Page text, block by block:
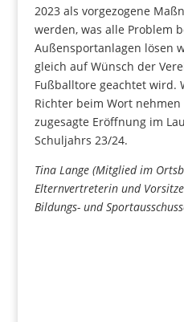
2023 als vorgezogene
werden, was alle Problem
Außensportanlagen lösen
gleich auf Wünsch der
Fußballtore geachtet wird.
Richter beim Wort
zugesagte Eröffnung im
Schuljahrs 23/24.
Tina Lange (Mitglied im
Elternvertreterin und
Bildungs- und